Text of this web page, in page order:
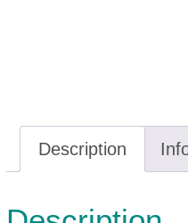
Description